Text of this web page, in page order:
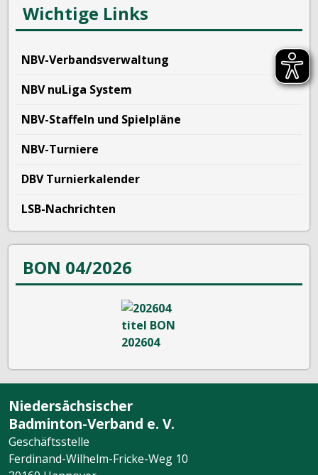
Wichtige Links
NBV-Verbandsverwaltung
NBV nuLiga System
NBV-Staffeln und Spielpläne
NBV-Turniere
DBV Turnierkalender
LSB-Nachrichten
BON 04/2026
Niedersächsischer
Badminton-Verband e. V.
Geschäftsstelle
Ferdinand-Wilhelm-Fricke-Weg 10